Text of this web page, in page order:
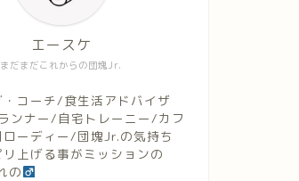
まだまだこれからの団塊Jr.
エースケ
・コーチ/食生活アドバイザ
ンナー/自宅トレーニー/カフ
ローディー/団塊Jr.の気持ち
上げる事がミッションの
の